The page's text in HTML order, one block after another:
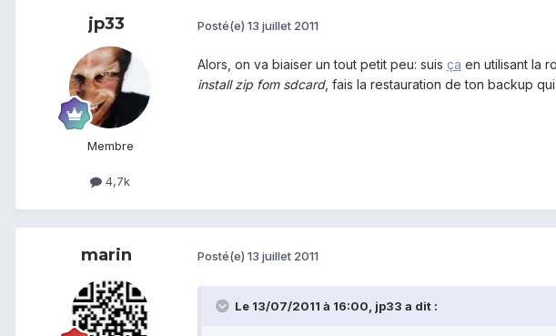
jp33
Membre
4,7k
Posté(e) 13 juillet 2011
Alors, on va biaiser un tout petit peu: suis ça en utilisant la
install zip fom sdcard, fais la restauration de ton backup
marin Posté(e) 13 juillet 2011
Le 13/07/2011 à 16:00, jp33 a dit :